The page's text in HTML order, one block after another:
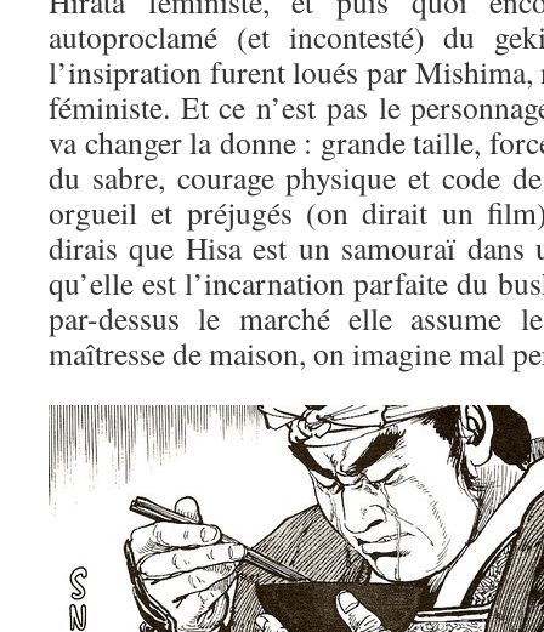
autoproclamé (et incontesté) du
l’insipration furent loués par Mishima,
féministe. Et ce n’est pas le
va changer la donne : grande taille,
du sabre, courage physique et code
orgueil et préjugés (on dirait un
dirais que Hisa est un samouraï dans
qu’elle est l’incarnation parfaite du
par-dessus le marché elle assume
maîtresse de maison, on imagine mal